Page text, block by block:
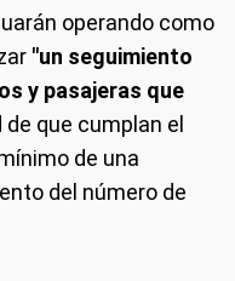
operando como
"un seguimiento
y pasajeras que
que cumplan el
de una
del número de